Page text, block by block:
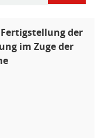
der
im Zuge der